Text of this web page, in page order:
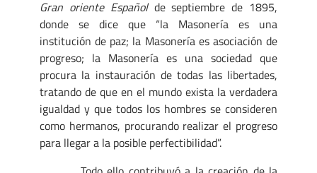
Gran oriente Español de septiembre de 1895,
donde se dice que “la Masonería es una
institución de paz; la Masonería es asociación de
progreso; la Masonería es una sociedad que
procura la instauración de todas las libertades,
tratando de que en el mundo exista la verdadera
igualdad y que todos los hombres se consideren
como hermanos, procurando realizar el progreso
para llegar a la posible perfectibilidad”.